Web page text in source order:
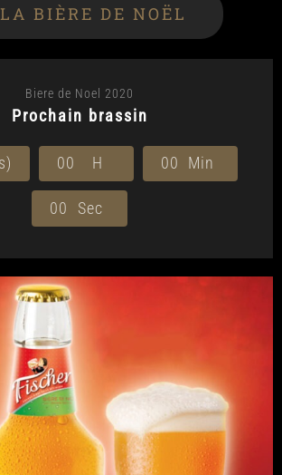
LA BIÈRE DE NOËL
Biere de Noel 2020
Prochain brassin
00 H 00 Min
00 Sec